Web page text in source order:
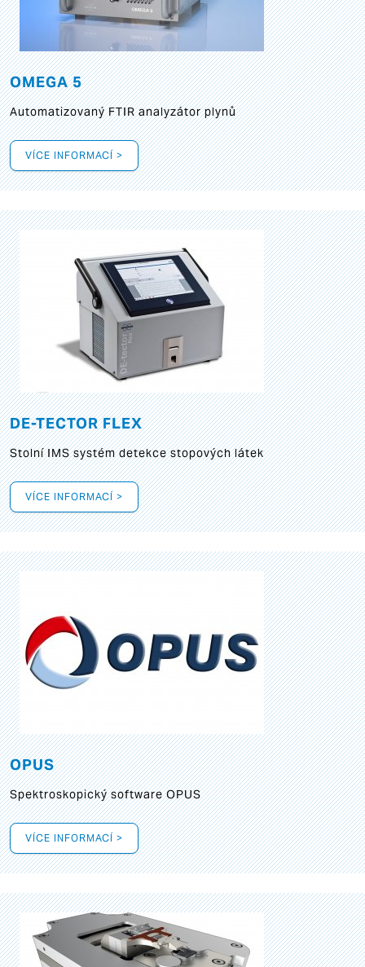
OMEGA 5
Automatizovaný FTIR analyzátor plynů
VÍCE INFORMACÍ >
DE-TECTOR FLEX
Stolní IMS systém detekce stopových látek
VÍCE INFORMACÍ >
OPUS
Spektroskopický software OPUS
VÍCE INFORMACÍ >